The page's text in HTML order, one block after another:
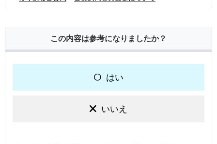
この内容は参考になりましたか？
はい
いいえ